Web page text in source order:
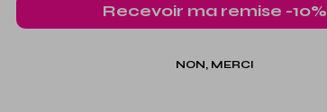
Recevoir ma remise -10%
NON, MERCI